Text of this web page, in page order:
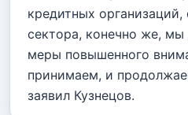
кредитных организаций,
сектора, конечно же, мы
меры повышенного
принимаем, и
заявил Кузнецов.